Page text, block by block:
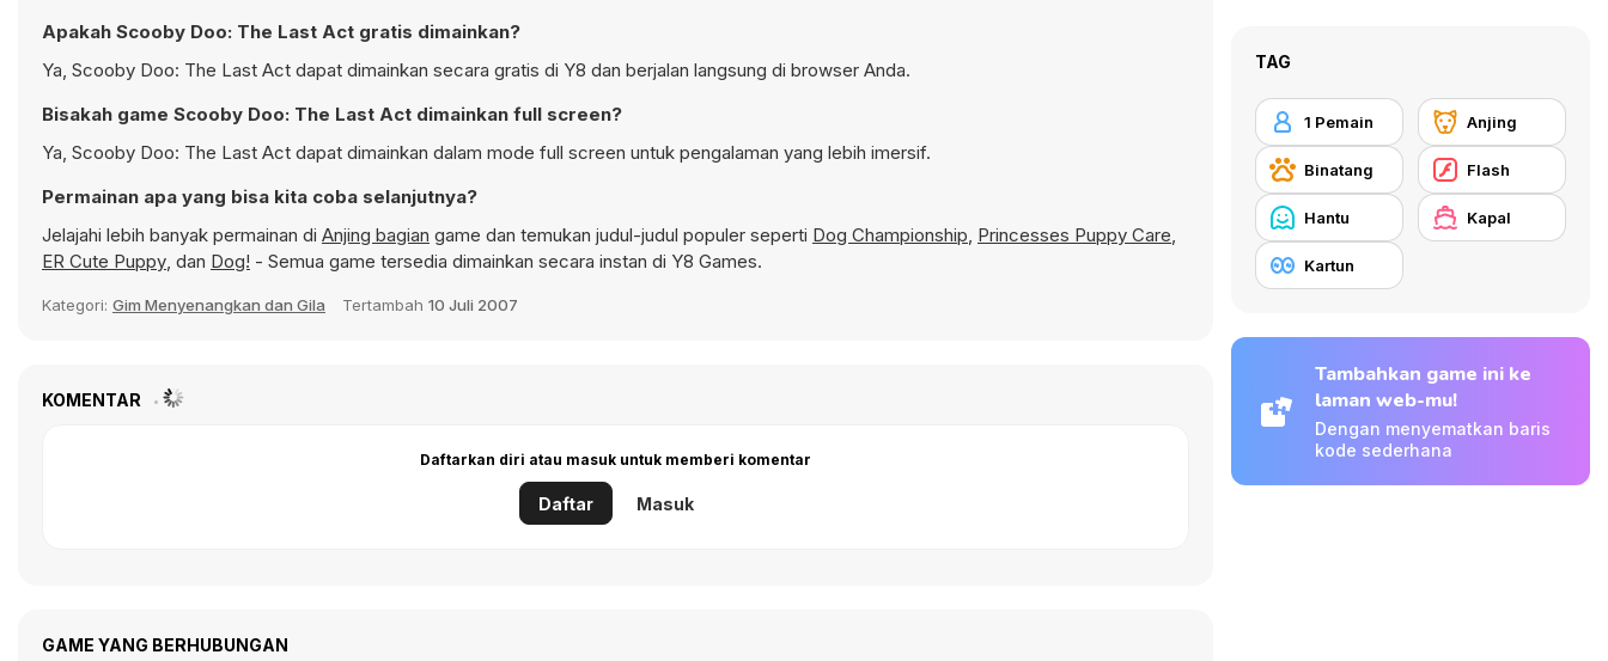
Apakah Scooby Doo: The Last Act gratis dimainkan?
Ya, Scooby Doo: The Last Act dapat dimainkan secara gratis di Y8 dan berjalan langsung di browser Anda.
Bisakah game Scooby Doo: The Last Act dimainkan full screen?
Ya, Scooby Doo: The Last Act dapat dimainkan dalam mode full screen untuk pengalaman yang lebih imersif.
Permainan apa yang bisa kita coba selanjutnya?
Jelajahi lebih banyak permainan di Anjing bagian game dan temukan judul-judul populer seperti Dog Championship, Princesses Puppy Care,
ER Cute Puppy, dan Dog! - Semua game tersedia dimainkan secara instan di Y8 Games.
Kategori: Gim Menyenangkan dan Gila Tertambah 10 Juli 2007
KOMENTAR
Daftarkan diri atau masuk untuk memberi komentar
Daftar Masuk
GAME YANG BERHUBUNGAN
TAG
1 Pemain Anjing
Binatang Flash
Hantu Kapal
Kartun
Tambahkan game ini ke
laman web-mu!
Dengan menyematkan baris
kode sederhana